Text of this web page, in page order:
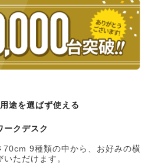
途を選ばず使える
ークデスク
9種類の中から、お好みの横
ただけます。